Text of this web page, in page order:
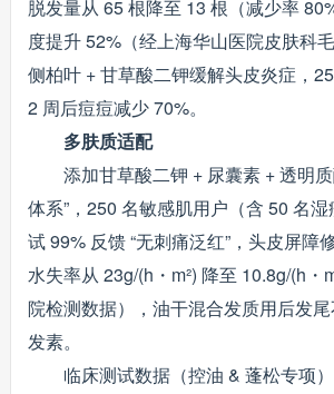
脱发量从 65 根降至 13 根（减少率
度提升 52%（经上海华山医院皮肤科
侧柏叶 + 甘草酸二钾缓解头皮炎症，
2 周后痘痘减少 70%。
多肤质适配
添加甘草酸二钾 + 尿囊素 + 透明
体系”，250 名敏感肌用户（含 50 名
试 99% 反馈 “无刺痛泛红”，头皮屏障
水失率从 23g/(h・m²) 降至 10.8g/(h・
院检测数据），油干混合发质用后发
发素。
临床测试数据（控油 & 蓬松专项）